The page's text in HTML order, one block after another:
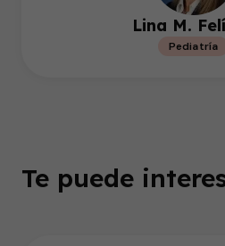
Lina M.
Pediatría
Te puede